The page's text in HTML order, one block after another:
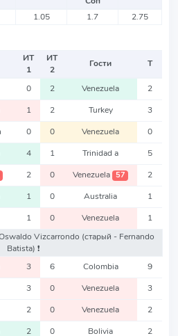
1.05 1.7 2.75
ИТ
1
ИТ
2
Гости Т
0 2 Venezuela 2
1 2 Turkey 3
0 0 Venezuela 0
4 1 Trinidad a 5
2 0 Venezuela 57 2
1 0 Australia 1
1 0 Venezuela
1
Vizcarrondo (старый - Fernando
Batista) ❗️
3 6 Colombia 9
3 0 Venezuela 3
2 0 Venezuela 2
2 0 Bolivia 2